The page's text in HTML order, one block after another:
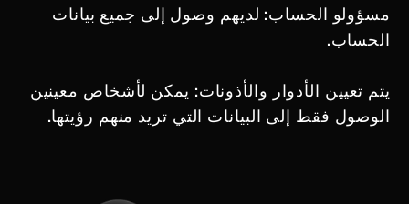
مسؤولو الحساب: لديهم وصول إلى جميع بيانات
الحساب.
يتم تعيين الأدوار والأذونات: يمكن لأشخاص معينين
الوصول فقط إلى البيانات التي تريد منهم رؤيتها.